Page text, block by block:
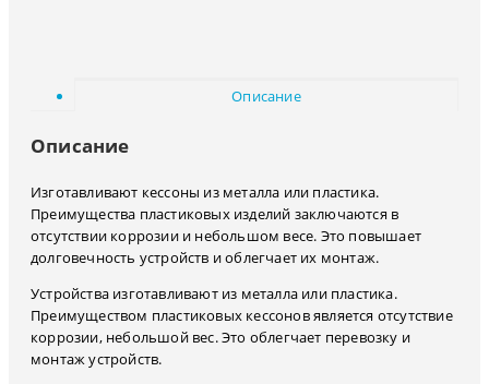
Описание
Описание
Изготавливают кессоны из металла или пластика.
Преимущества пластиковых изделий заключаются в
отсутствии коррозии и небольшом весе. Это повышает
долговечность устройств и облегчает их монтаж.
Устройства изготавливают из металла или пластика.
Преимуществом пластиковых кессонов является отсутствие
коррозии, небольшой вес. Это облегчает перевозку и
монтаж устройств.